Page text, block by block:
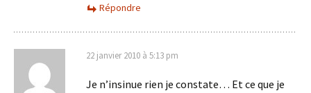
Répondre
22 janvier 2010 à 5:13 pm
Je n’insinue rien je constate… Et ce que je